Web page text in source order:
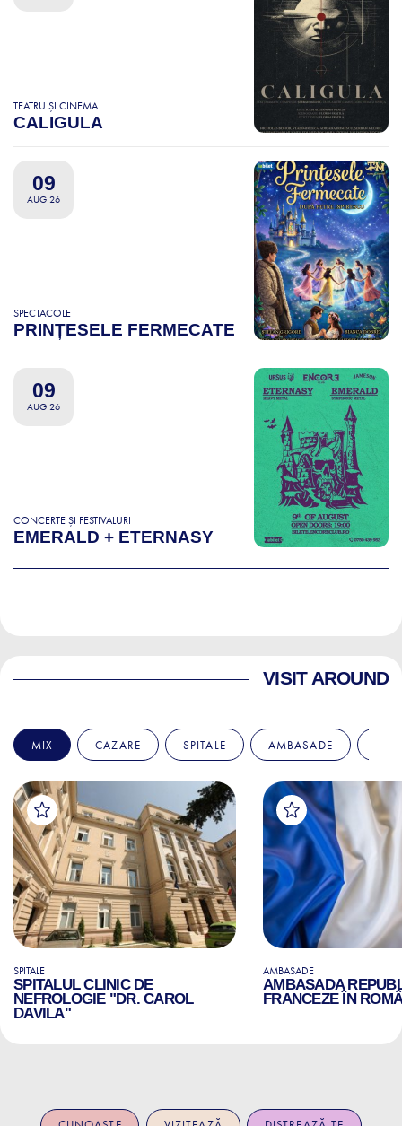
TEATRU ȘI CINEMA
CALIGULA
09
AUG 26
SPECTACOLE
PRINȚESELE FERMECATE
09
AUG 26
CONCERTE ȘI FESTIVALURI
EMERALD + ETERNASY
VISIT AROUND
MIX CAZARE SPITALE AMBASADE
SPITALE
SPITALUL CLINIC DE
NEFROLOGIE "DR. CAROL
DAVILA"
AMBASADE
AMBASADA
FRANCEZE ÎN